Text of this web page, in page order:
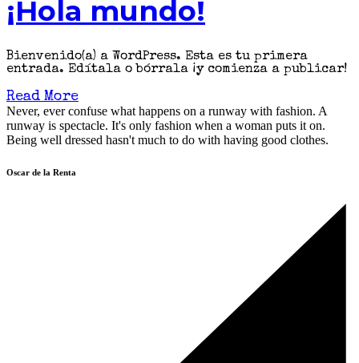
¡Hola mundo!
Bienvenido(a) a WordPress. Esta es tu primera
entrada. Edítala o bórrala ¡y comienza a publicar!
Read More
Never, ever confuse what happens on a runway with fashion. A
runway is spectacle. It's only fashion when a woman puts it on.
Being well dressed hasn't much to do with having good clothes.
Oscar de la Renta